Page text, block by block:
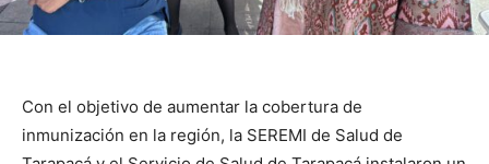
Con el objetivo de aumentar la cobertura de
inmunización en la región, la SEREMI de Salud de